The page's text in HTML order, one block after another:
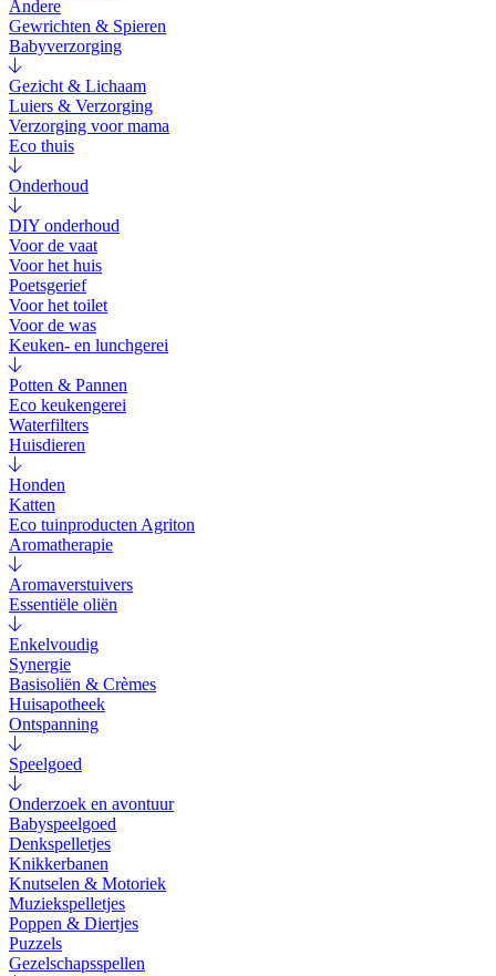
Andere
Gewrichten & Spieren
Babyverzorging
Gezicht & Lichaam
Luiers & Verzorging
Verzorging voor mama
Eco thuis
Onderhoud
DIY onderhoud
Voor de vaat
Voor het huis
Poetsgerief
Voor het toilet
Voor de was
Keuken- en lunchgerei
Potten & Pannen
Eco keukengerei
Waterfilters
Huisdieren
Honden
Katten
Eco tuinproducten Agriton
Aromatherapie
Aromaverstuivers
Essentiële oliën
Enkelvoudig
Synergie
Basisoliën & Crèmes
Huisapotheek
Ontspanning
Speelgoed
Onderzoek en avontuur
Babyspeelgoed
Denkspelletjes
Knikkerbanen
Knutselen & Motoriek
Muziekspelletjes
Poppen & Diertjes
Puzzels
Gezelschapsspellen